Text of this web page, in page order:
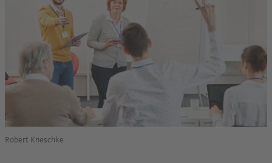
Robert Kneschke